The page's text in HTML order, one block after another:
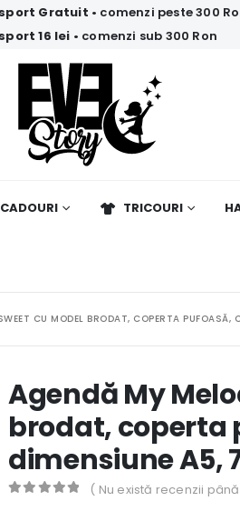
Gratuit • comenzi peste 300
16 lei • comenzi sub 300 Ron
CADOURI TRICOURI
CU MODEL BRODAT, COPERTA
Agendă My
brodat, coperta
dimensiune A5,
( Nu există recenzii